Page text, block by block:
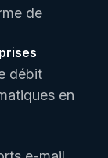
de
débit
en